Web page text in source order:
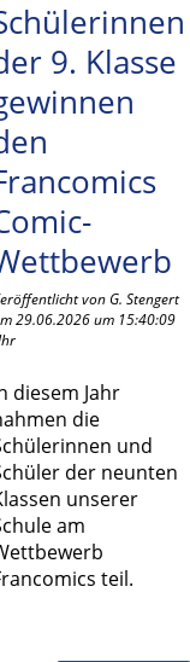
9. Klasse
von G. Stengert
29.06.2026 um 15:40:09
diesem Jahr
die
und
der neunten
unserer
am
teil.